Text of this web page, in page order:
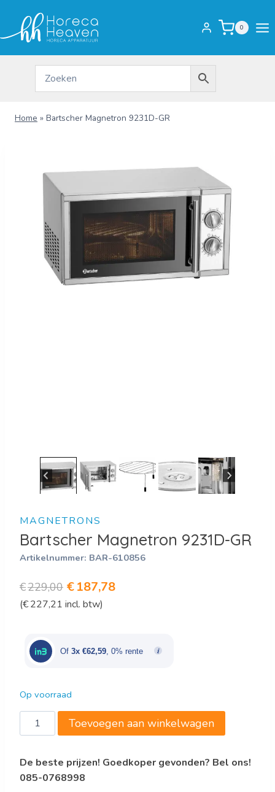
inhoud
0
Home » Bartscher Magnetron 9231D-GR
MAGNETRONS
Bartscher Magnetron 9231D-GR
Artikelnummer: BAR-610856
€229,00 Oorspronkelijke
prijs
€229,00.
€187,78Huidige
€187,78.
(€227,21 incl. btw)
Of 3x €62,59, 0% rente
Op voorraad
Bartscher
Magnetron
GR
aantal
Toevoegen aan winkelwagen
De beste prijzen! Goedkoper gevonden? Bel ons!
085-0768998